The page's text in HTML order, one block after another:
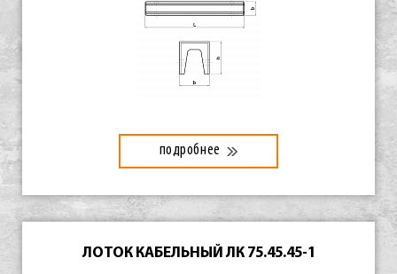
подробнее
ЛОТОК КАБЕЛЬНЫЙ ЛК 75.45.45-1